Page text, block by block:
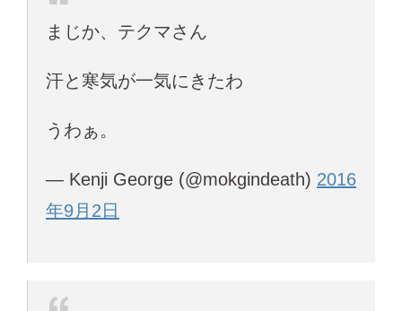
まじか、テクマさん
汗と寒気が一気にきたわ
うわぁ。
— Kenji George (@mokgindeath) 2016
年9月2日